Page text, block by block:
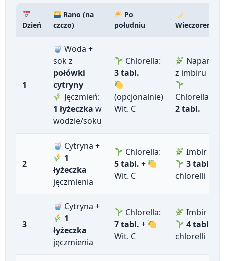
Dzień
Rano (na
czczo)
Po
południu
Wieczorem
1
Woda +
sok z
połówki
cytryny
Jęczmień:
1 łyżeczka w
wodzie/soku
Chlorella:
3 tabl.
(opcjonalnie)
Wit. C
Napar
z imbiru
Chlorella:
2 tabl.
2
Cytryna +
1
łyżeczka
jęczmienia
Chlorella:
5 tabl. +
Wit. C
Imbir +
3 tabl.
chlorelli
3
Cytryna +
1
łyżeczka
jęczmienia
Chlorella:
7 tabl. +
Wit. C
Imbir +
4 tabl.
chlorelli